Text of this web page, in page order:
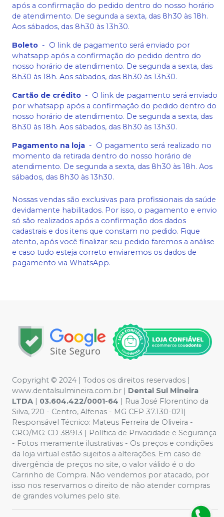
após a confirmação do pedido dentro do nosso horário
de atendimento. De segunda a sexta, das 8h30 às 18h.
Aos sábados, das 8h30 às 13h30.
Boleto - O link de pagamento será enviado por
whatsapp após a confirmação do pedido dentro do
nosso horário de atendimento. De segunda a sexta, das
8h30 às 18h. Aos sábados, das 8h30 às 13h30.
Cartão de crédito - O link de pagamento será enviado
por whatsapp após a confirmação do pedido dentro do
nosso horário de atendimento. De segunda a sexta, das
8h30 às 18h. Aos sábados, das 8h30 às 13h30.
Pagamento na loja - O pagamento será realizado no
momento da retirada dentro do nosso horário de
atendimento. De segunda a sexta, das 8h30 às 18h. Aos
sábados, das 8h30 às 13h30.
Nossas vendas são exclusivas para profissionais da saúde
devidamente habilitados. Por isso, o pagamento e envio
só são realizados após a confirmação dos dados
cadastrais e dos itens que constam no pedido. Fique
atento, após você finalizar seu pedido faremos a análise
e caso tudo esteja correto enviaremos os dados de
pagamento via WhatsApp.
Copyright © 2024 | Todos os direitos reservados |
www.dentalsulmineira.com.br | Dental Sul Mineira
LTDA | 03.604.422/0001-64 | Rua José Florentino da
Silva, 220 - Centro, Alfenas - MG CEP 37.130-021|
Responsável Técnico: Mateus Ferreira de Oliveira -
CRO/MG: CD 38913 | Política de Privacidade e Segurança
- Fotos meramente ilustrativas - Os preços e condições
da loja virtual estão sujeitos a alterações. Em caso de
divergência de preços no site, o valor válido é o do
Carrinho de Compra. Não vendemos por atacado, por
isso nos reservamos o direito de não atender compras
de grandes volumes pelo site.